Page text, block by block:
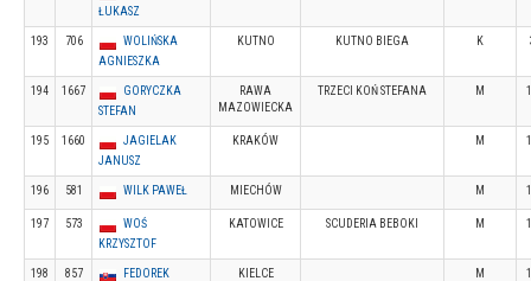
ŁUKASZ
193 706
WOLIŃSKA
AGNIESZKA
KUTNO KUTNO BIEGA K
194 1667
GORYCZKA
STEFAN
RAWA
MAZOWIECKA
TRZECI KOŃ STEFANA M
195 1660
JAGIELAK
JANUSZ
KRAKÓW M
196 581 WILK PAWEŁ MIECHÓW M
197 573
WOŚ
KRZYSZTOF
KATOWICE SCUDERIA BEBOKI M
198 857
FEDOREK
KIELCE M